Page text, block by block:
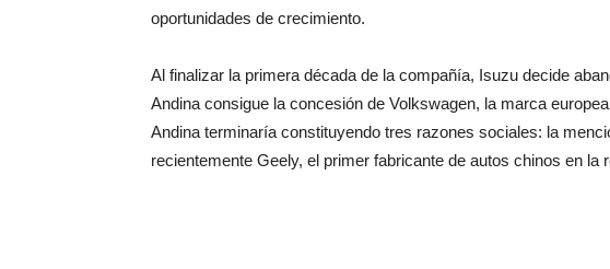
oportunidades de crecimiento.
Al finalizar la primera década de la compañía, Isuzu decide
Andina consigue la concesión de Volkswagen, la marca
Andina terminaría constituyendo tres razones sociales: la
recientemente Geely, el primer fabricante de autos chinos en la